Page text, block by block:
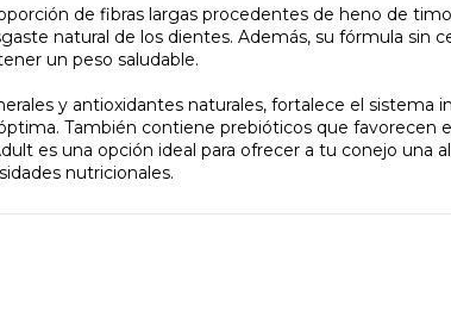
de fibras largas procedentes de heno de
natural de los dientes. Además, su fórmula sin
un peso saludable.
y antioxidantes naturales, fortalece el sistema
También contiene prebióticos que favorecen
es una opción ideal para ofrecer a tu conejo una
nutricionales.